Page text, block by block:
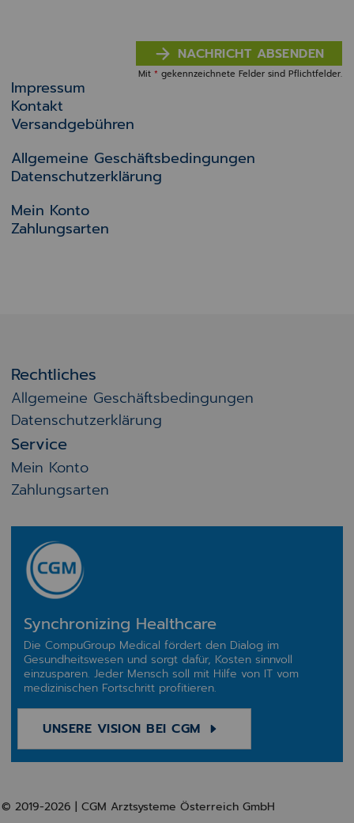
NACHRICHT ABSENDEN
Mit * gekennzeichnete Felder sind Pflichtfelder.
Impressum
Kontakt
Versandgebühren
Allgemeine Geschäftsbedingungen
Datenschutzerklärung
Mein Konto
Zahlungsarten
Rechtliches
Allgemeine Geschäftsbedingungen
Datenschutzerklärung
Service
Mein Konto
Zahlungsarten
Synchronizing Healthcare
Die CompuGroup Medical fördert den Dialog im
Gesundheitswesen und sorgt dafür, Kosten sinnvoll
einzusparen. Jeder Mensch soll mit Hilfe von IT vom
medizinischen Fortschritt profitieren.
UNSERE VISION BEI CGM
© 2019-2026 | CGM Arztsysteme Österreich GmbH